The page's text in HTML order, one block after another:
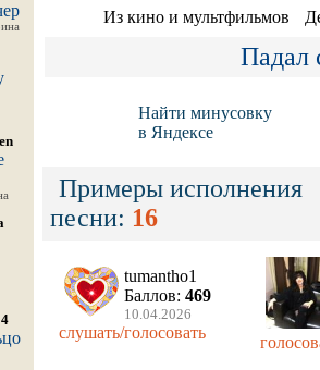
Из кино и мультфильмов
Падал
Найти минусовку
в Яндексе
Примеры исполнения
песни: 16
tumantho1
Баллов: 469
10.04.2026
слушать/голосовать